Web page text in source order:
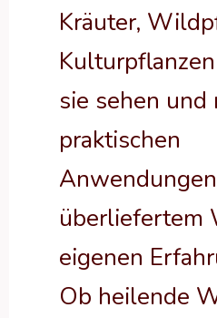
Kräuter,
sie sehen und
praktischen
überliefertem
eigenen
Ob heilende